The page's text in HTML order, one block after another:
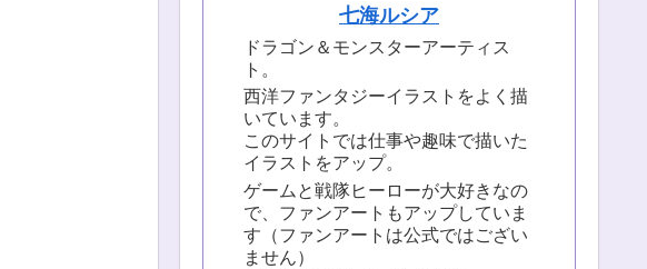
七海ルシア
ドラゴン＆モンスターアーティス
ト。
西洋ファンタジーイラストをよく描
いています。
このサイトでは仕事や趣味で描いた
イラストをアップ。
ゲームと戦隊ヒーローが大好きなの
で、ファンアートもアップしていま
す（ファンアートは公式ではござい
ません）